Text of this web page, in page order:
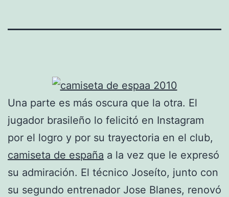
Una parte es más oscura que la otra. El
jugador brasileño lo felicitó en Instagram
por el logro y por su trayectoria en el club,
camiseta de españa a la vez que le expresó
su admiración. El técnico Joseíto, junto con
su segundo entrenador Jose Blanes, renovó